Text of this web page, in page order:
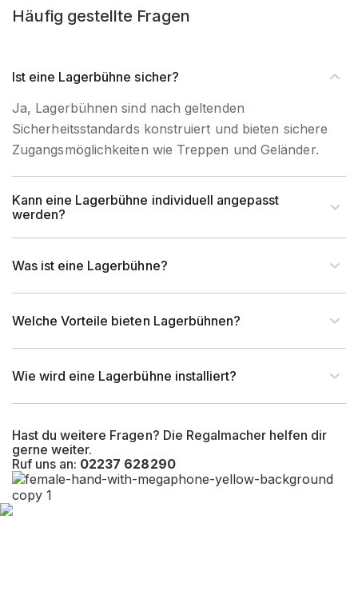
Beschichtung
Übergabestation
Lieferumfang
inkl. Montagematerial, exkl.
Werkzeug
Anlieferart zerlegt & teilmontiert
Garantiezeit 10 Jahre Garantie
Holzhandel, Handwerk &
Werkstatt, Industrie & Fertigung,
Zertifikate DIN EN 1090 EXC 2
Häufig gestellte Fragen
Hast du weitere Fragen? Die Regalmacher helfen dir
gerne weiter.
Ruf uns an: 02237 628290
Ist eine Lagerbühne sicher?
Ja, Lagerbühnen sind nach geltenden
Sicherheitsstandards konstruiert und bieten sichere
Zugangsmöglichkeiten wie Treppen und Geländer.
Kann eine Lagerbühne individuell angepasst
werden?
Was ist eine Lagerbühne?
Welche Vorteile bieten Lagerbühnen?
Wie wird eine Lagerbühne installiert?